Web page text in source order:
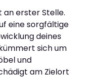
an erster Stelle.
eine sorgfältige
deines
sich um
und
am Zielort